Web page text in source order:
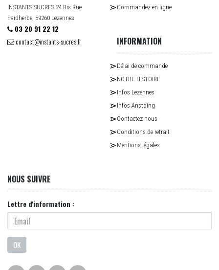
INSTANTS SUCRES 24 Bis Rue
Faidherbe, 59260 Lezennes
03 20 91 22 12
contact@instants-sucres.fr
Commandez en ligne
INFORMATION
Délai de commande
NOTRE HISTOIRE
Infos Lezennes
Infos Anstaing
Contactez nous
Conditions de retrait
Mentions légales
NOUS SUIVRE
Lettre d'information :
OK